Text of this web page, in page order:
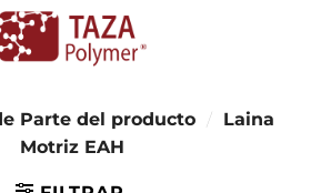
Parte del producto / Laina
Motriz EAH